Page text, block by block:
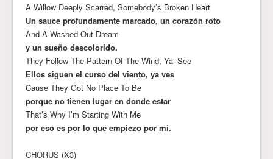
A Willow Deeply Scarred, Somebody’s Broken Heart
Un sauce profundamente marcado, un corazón roto
And A Washed-Out Dream
y un sueño descolorido.
They Follow The Pattern Of The Wind, Ya’ See
Ellos siguen el curso del viento, ya ves
Cause They Got No Place To Be
porque no tienen lugar en donde estar
That’s Why I’m Starting With Me
por eso es por lo que empiezo por mí.
CHORUS (X3)